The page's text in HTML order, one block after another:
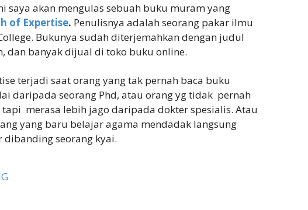
saya akan mengulas sebuah buku muram yang
of Expertise. Penulisnya adalah seorang pakar ilmu
Bukunya sudah diterjemahkan dengan judul
dan banyak dijual di toko buku online.
terjadi saat orang yang tak pernah baca buku
daripada seorang Phd, atau orang yg tidak pernah
merasa lebih jago daripada dokter spesialis. Atau
yang baru belajar agama mendadak langsung
dibanding seorang kyai.